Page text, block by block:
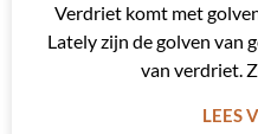
Verdriet komt met
Lately zijn de golven van
van verdriet.
LEES